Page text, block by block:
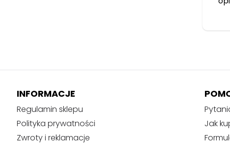
INFORMACJE
Regulamin sklepu
Polityka prywatności
Zwroty i reklamacje
Jak